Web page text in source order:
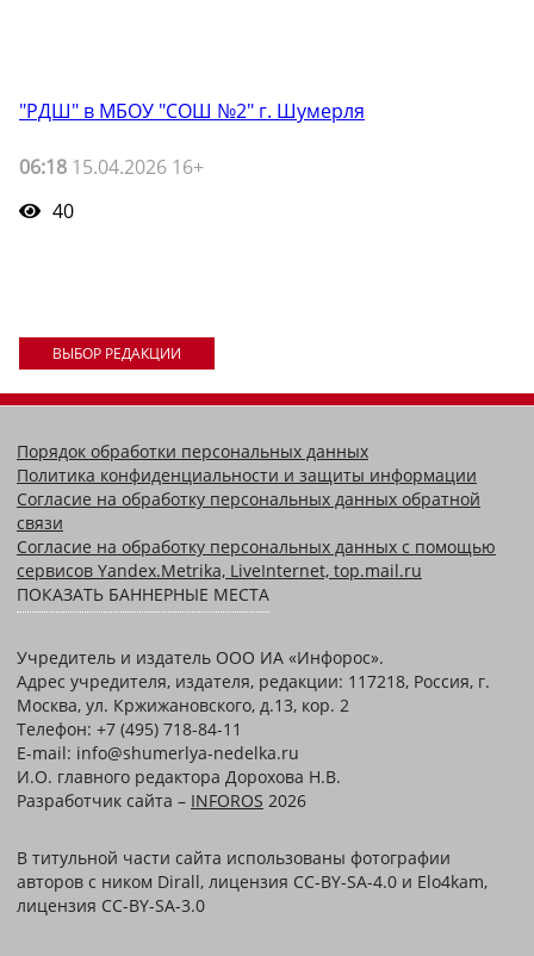
"РДШ" в МБОУ "СОШ №2" г. Шумерля
06:18 15.04.2026 16+
40
ВЫБОР РЕДАКЦИИ
Порядок обработки персональных данных
Политика конфиденциальности и защиты информации
Согласие на обработку персональных данных обратной
связи
Согласие на обработку персональных данных с помощью
сервисов Yandex.Metrika, LiveInternet, top.mail.ru
ПОКАЗАТЬ БАННЕРНЫЕ МЕСТА
Учредитель и издатель ООО ИА «Инфорос».
Адрес учредителя, издателя, редакции: 117218, Россия, г.
Москва, ул. Кржижановского, д.13, кор. 2
Телефон: +7 (495) 718-84-11
E-mail: info@shumerlya-nedelka.ru
И.О. главного редактора Дорохова Н.В.
Разработчик сайта – INFOROS 2026
В титульной части сайта использованы фотографии
авторов с ником Dirall, лицензия CC-BY-SA-4.0 и Elo4kam,
лицензия CC-BY-SA-3.0